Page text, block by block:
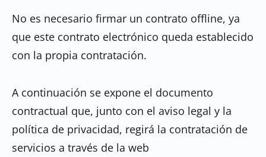
No es necesario firmar un contrato offline, ya
que este contrato electrónico queda establecido
con la propia contratación.
A continuación se expone el documento
contractual que, junto con el aviso legal y la
política de privacidad, regirá la contratación de
servicios a través de la web